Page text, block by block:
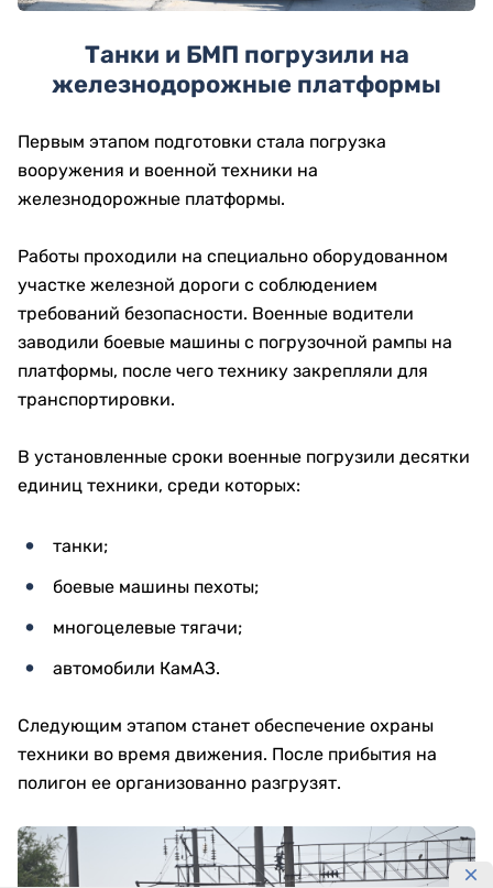
Танки и БМП погрузили на
железнодорожные платформы
Первым этапом подготовки стала погрузка
вооружения и военной техники на
железнодорожные платформы.
Работы проходили на специально оборудованном
участке железной дороги с соблюдением
требований безопасности. Военные водители
заводили боевые машины с погрузочной рампы на
платформы, после чего технику закрепляли для
транспортировки.
В установленные сроки военные погрузили десятки
единиц техники, среди которых:
танки;
боевые машины пехоты;
многоцелевые тягачи;
автомобили КамАЗ.
Следующим этапом станет обеспечение охраны
техники во время движения. После прибытия на
полигон ее организованно разгрузят.